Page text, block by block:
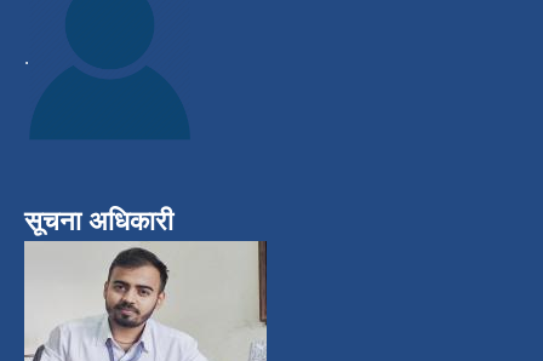
.
सूचना अधिकारी